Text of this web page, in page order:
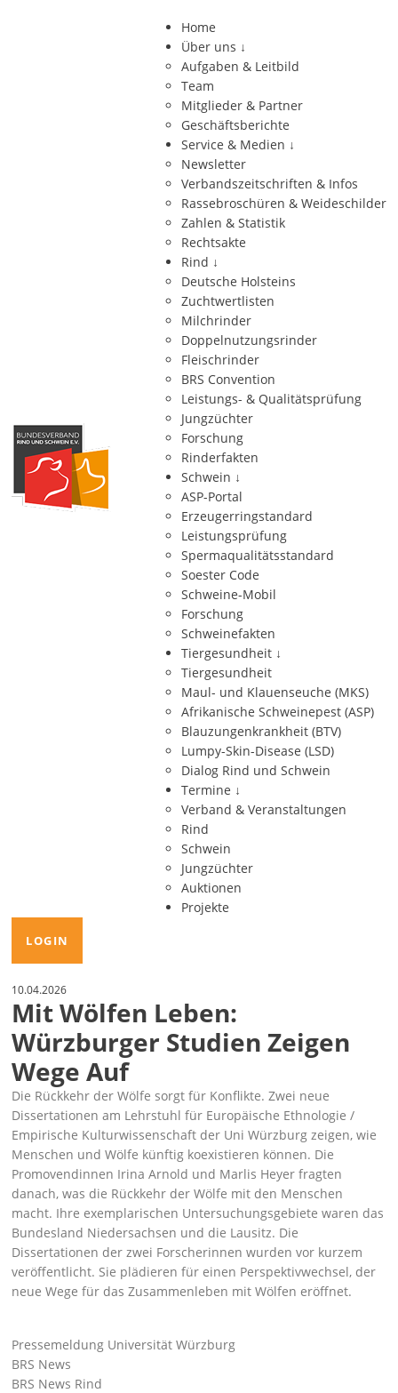
Home
Über uns ↓
Aufgaben & Leitbild
Team
Mitglieder & Partner
Geschäftsberichte
Service & Medien ↓
Newsletter
Verbandszeitschriften & Infos
Rassebroschüren & Weideschilder
Zahlen & Statistik
Rechtsakte
Rind ↓
Deutsche Holsteins
Zuchtwertlisten
Milchrinder
Doppelnutzungsrinder
Fleischrinder
BRS Convention
Leistungs- & Qualitätsprüfung
Jungzüchter
Forschung
Rinderfakten
Schwein ↓
ASP-Portal
Erzeugerringstandard
Leistungsprüfung
Spermaqualitätsstandard
Soester Code
Schweine-Mobil
Forschung
Schweinefakten
Tiergesundheit ↓
Tiergesundheit
Maul- und Klauenseuche (MKS)
Afrikanische Schweinepest (ASP)
Blauzungenkrankheit (BTV)
Lumpy-Skin-Disease (LSD)
Dialog Rind und Schwein
Termine ↓
Verband & Veranstaltungen
Rind
Schwein
Jungzüchter
Auktionen
Projekte
LOGIN
10.04.2026
Mit Wölfen Leben:
Würzburger Studien Zeigen
Wege Auf
Die Rückkehr der Wölfe sorgt für Konflikte. Zwei neue
Dissertationen am Lehrstuhl für Europäische Ethnologie /
Empirische Kulturwissenschaft der Uni Würzburg zeigen, wie
Menschen und Wölfe künftig koexistieren können. Die
Promovendinnen Irina Arnold und Marlis Heyer fragten
danach, was die Rückkehr der Wölfe mit den Menschen
macht. Ihre exemplarischen Untersuchungsgebiete waren das
Bundesland Niedersachsen und die Lausitz. Die
Dissertationen der zwei Forscherinnen wurden vor kurzem
veröffentlicht. Sie plädieren für einen Perspektivwechsel, der
neue Wege für das Zusammenleben mit Wölfen eröffnet.
Pressemeldung Universität Würzburg
BRS News
BRS News Rind